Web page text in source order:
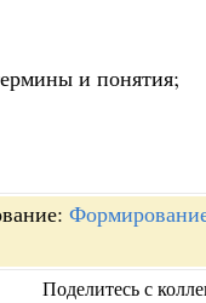
и понятия;
Поделитесь с